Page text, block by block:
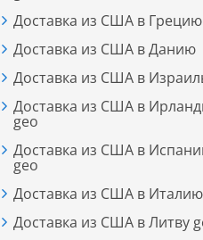
Доставка из США в
Доставка из США в Данию
Доставка из США в
Доставка из США в
geo
Доставка из США в
geo
Доставка из США в
Доставка из США в Литву